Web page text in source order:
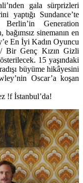
’nden gala sürprizleri
yaptığı Sundance’te
Generation
sinemanın en
’e En İyi Kadın Oyuncu
Bir Genç Kızın Gizli
15 yaşındaki
büyüme hikâyesini
’nin Oscar’a koşan
!f İstanbul’da!